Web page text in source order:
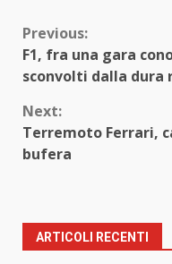
Continue
Reading
Previous:
F1, fra una gara
sconvolti dalla dura
Next:
Terremoto Ferrari,
bufera
ARTICOLI RECENTI